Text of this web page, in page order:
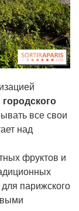
городского
все свои
над
фруктов и
парижского